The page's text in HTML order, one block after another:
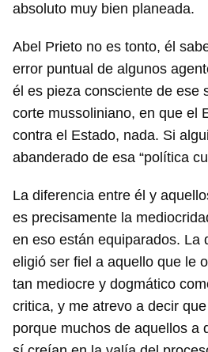
absoluto muy bien planeada.
Abel Prieto no es tonto, él
error puntual de algunos
él es pieza consciente de ese
corte mussoliniano, en que el
contra el Estado, nada. Si
abanderado de esa “política
La diferencia entre él y
es precisamente la
en eso están equiparados. La
eligió ser fiel a aquello que le
tan mediocre y dogmático
critica, y me atrevo a decir
porque muchos de aquellos a